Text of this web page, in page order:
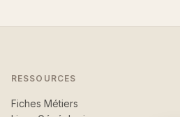
RESSOURCES
Fiches Métiers